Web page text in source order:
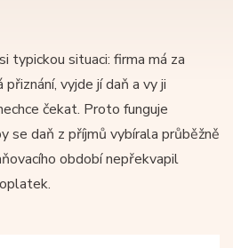
typickou situaci: firma má za
vyjde jí daň a vy ji
čekat. Proto funguje
se daň z příjmů vybírala průběžně
období nepřekvapil